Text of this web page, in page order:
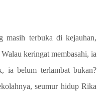
masih terbuka di kejauhan,
keringat membasahi, ia
ia belum terlambat bukan?
seumur hidup Rika